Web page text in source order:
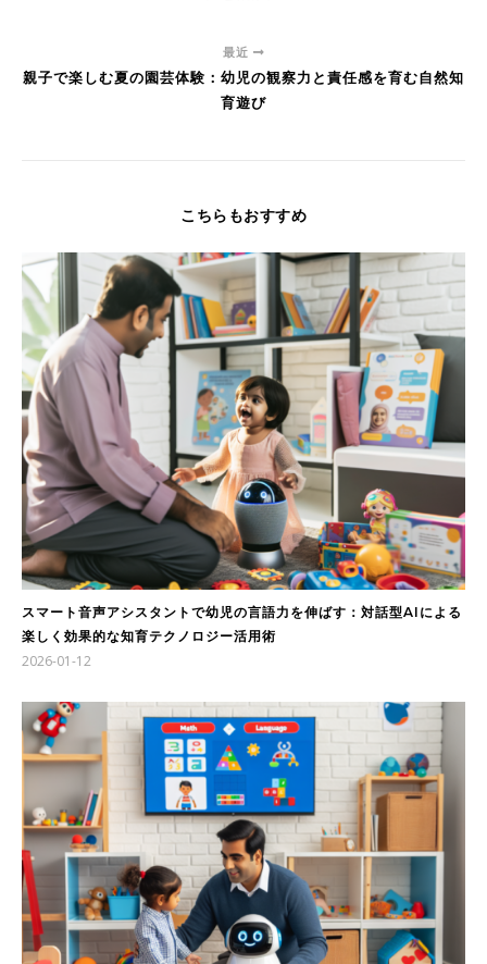
最近
親子で楽しむ夏の園芸体験：幼児の観察力と責任感を育む自然知
育遊び
こちらもおすすめ
スマート音声アシスタントで幼児の言語力を伸ばす：対話型AIによる
楽しく効果的な知育テクノロジー活用術
2026-01-12